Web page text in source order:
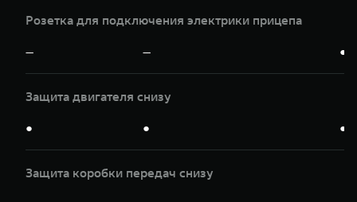
Розетка для подключения электрики прицепа
— — ●
Защита двигателя снизу
● ● ●
Защита коробки передач снизу